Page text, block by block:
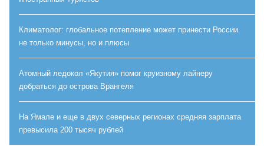
Климатолог: глобальное потепление может принести России
не только минусы, но и плюсы
Атомный ледокол «Якутия» помог круизному лайнеру
добраться до острова Врангеля
На Ямале и еще в двух северных регионах средняя зарплата
превысила 200 тысяч рублей